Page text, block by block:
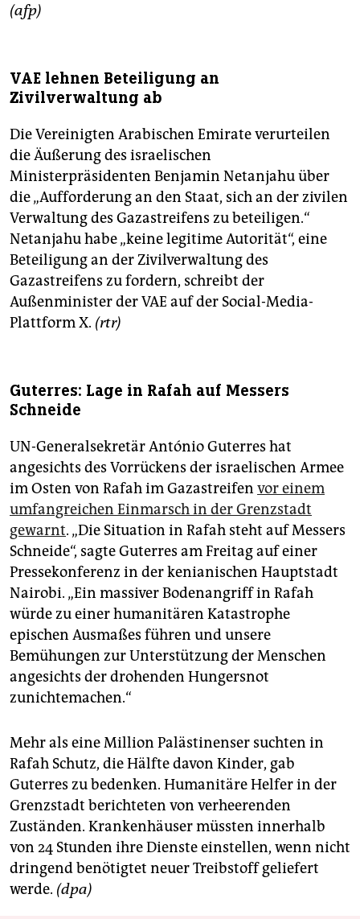
(afp)
VAE lehnen Beteiligung an
Zivilverwaltung ab
Die Vereinigten Arabischen Emirate verurteilen
die Äußerung des israelischen
Ministerpräsidenten Benjamin Netanjahu über
die „Aufforderung an den Staat, sich an der zivilen
Verwaltung des Gazastreifens zu beteiligen.“
Netanjahu habe „keine legitime Autorität“, eine
Beteiligung an der Zivilverwaltung des
Gazastreifens zu fordern, schreibt der
Außenminister der VAE auf der Social-Media-
Plattform X. (rtr)
Guterres: Lage in Rafah auf Messers
Schneide
UN-Generalsekretär António Guterres hat
angesichts des Vorrückens der israelischen Armee
im Osten von Rafah im Gazastreifen vor einem
umfangreichen Einmarsch in der Grenzstadt
gewarnt. „Die Situation in Rafah steht auf Messers
Schneide“, sagte Guterres am Freitag auf einer
Pressekonferenz in der kenianischen Hauptstadt
Nairobi. „Ein massiver Bodenangriff in Rafah
würde zu einer humanitären Katastrophe
epischen Ausmaßes führen und unsere
Bemühungen zur Unterstützung der Menschen
angesichts der drohenden Hungersnot
zunichtemachen.“
Mehr als eine Million Palästinenser suchten in
Rafah Schutz, die Hälfte davon Kinder, gab
Guterres zu bedenken. Humanitäre Helfer in der
Grenzstadt berichteten von verheerenden
Zuständen. Krankenhäuser müssten innerhalb
von 24 Stunden ihre Dienste einstellen, wenn nicht
dringend benötigtet neuer Treibstoff geliefert
werde. (dpa)